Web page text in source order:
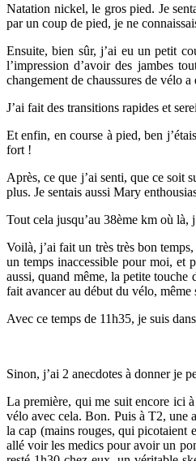
Natation nickel, le gros pied. Je
par un coup de pied, je ne
Ensuite, bien sûr, j’ai eu un petit
l’impression d’avoir des jambes
changement de chaussures de vélo
J’ai fait des transitions rapides et
Et enfin, en course à pied, ben
fort !
Après, ce que j’ai senti, que ce soit
plus. Je sentais aussi Mary
Tout cela jusqu’au 38ème km où là,
Voilà, j’ai fait un très très bon
un temps inaccessible pour moi, et
aussi, quand même, la petite touche
fait avancer au début du vélo,
Avec ce temps de 11h35, je suis
Sinon, j’ai 2 anecdotes à donner je
La première, qui me suit encore ici
vélo avec cela. Bon. Puis à T2, une
la cap (mains rouges, qui picotaient
allé voir les medics pour avoir un